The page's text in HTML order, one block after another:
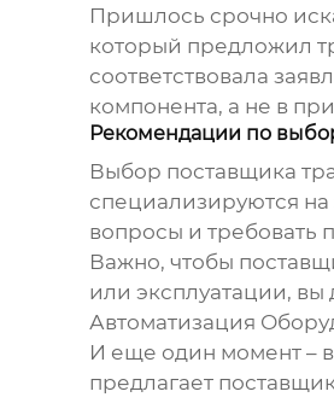
Пришлось срочно
который предложил
соответствовала
компонента, а не в
Рекомендации по
Выбор поставщика
специализируются
вопросы и требовать
Важно, чтобы
или эксплуатации,
Автоматизация
И еще один момент –
предлагает